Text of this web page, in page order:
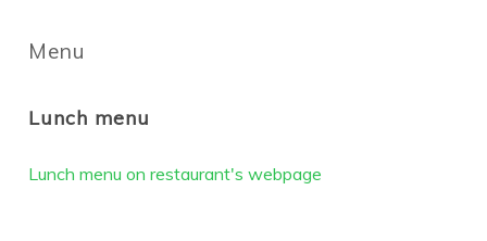
Menu
Lunch menu
Lunch menu on restaurant's webpage